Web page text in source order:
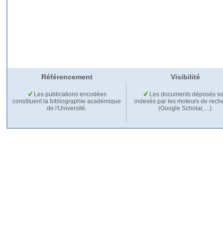
Référencement Visibilité
Les publications encodées
constituent la bibliographie académique
de l'Université.
Les documents déposés
indexés par les moteurs de
(Google Scholar,…).